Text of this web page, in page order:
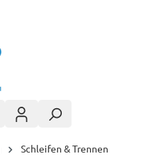
Schleifen & Trennen